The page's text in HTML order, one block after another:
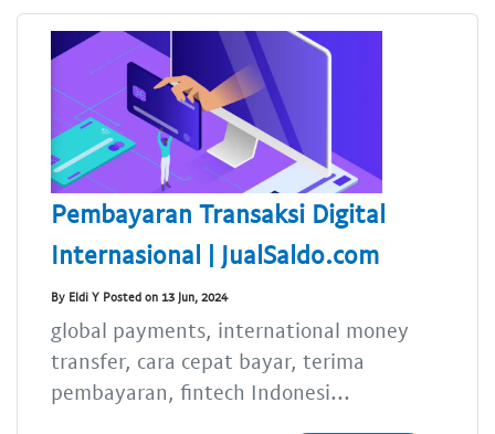
Pembayaran Transaksi Digital
Internasional | JualSaldo.com
By Eldi Y Posted on 13 Jun, 2024
global payments, international money
transfer, cara cepat bayar, terima
pembayaran, fintech Indonesi...